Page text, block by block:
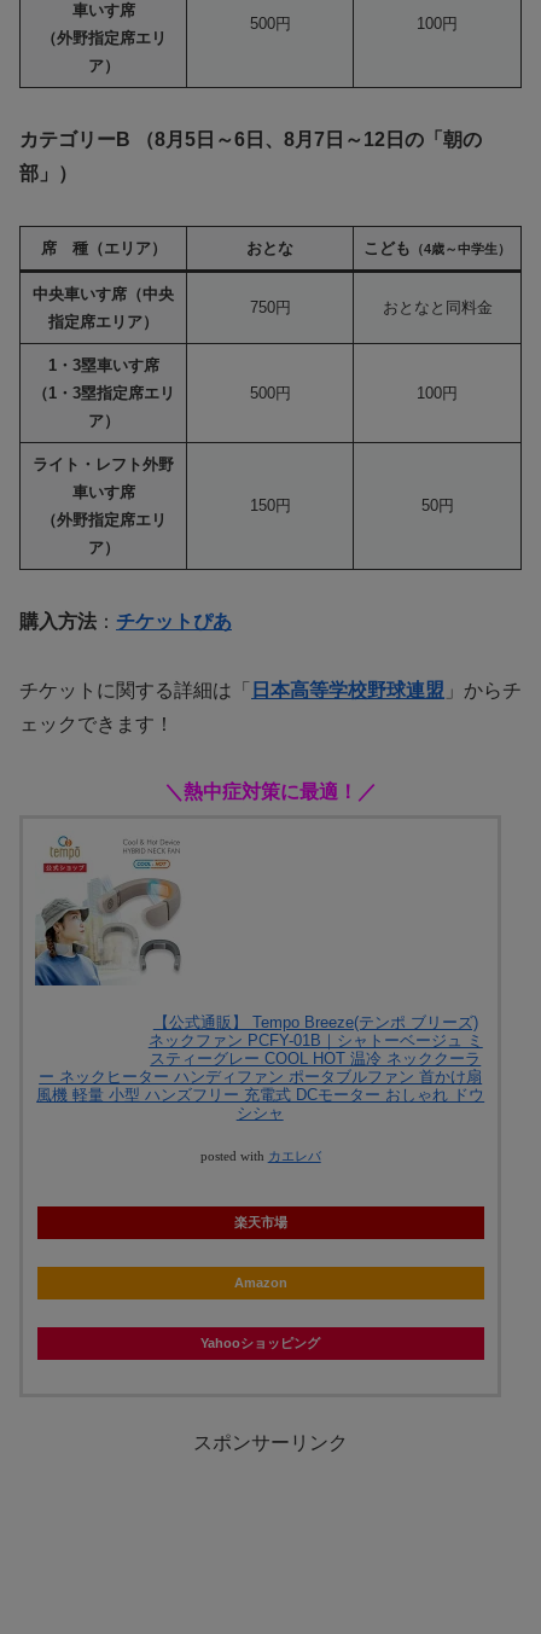
車いす席
（外野指定席エリ
ア）
500円 100円
カテゴリーB （8月5日～6日、8月7日～12日の「朝の
部」）
席 種（エリア） おとな こども （4歳～中学生）
中央車いす席（中央
指定席エリア）
750円 おとなと同料金
1・3塁車いす席
（1・3塁指定席エリ
ア）
500円 100円
ライト・レフト外野
車いす席
（外野指定席エリ
ア）
150円 50円
購入方法 ： チケットぴあ
チケットに関する詳細は「 日本高等学校野球連盟 」からチ
ェックできます！
＼熱中症対策に最適！／
【公式通販】 Tempo Breeze(テンポ ブリーズ)
ネックファン PCFY-01B｜シャトーベージュ ミ
スティーグレー COOL HOT 温冷 ネッククーラ
ー ネックヒーター ハンディファン ポータブルファン 首かけ扇
風機 軽量 小型 ハンズフリー 充電式 DCモーター おしゃれ ドウ
シシャ
posted with カエレバ
楽天市場
Amazon
Yahooショッピング
スポンサーリンク